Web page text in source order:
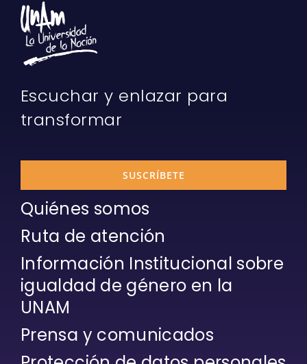
Escuchar y enlazar para
transformar
SUSCRÍBETE
Quiénes somos
Ruta de atención
Información Institucional sobre
igualdad de género en la
UNAM
Prensa y comunicados